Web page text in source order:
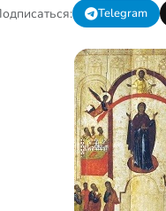
Telegram